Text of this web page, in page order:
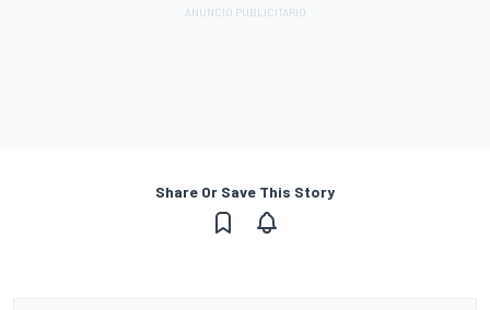
Share Or Save This Story